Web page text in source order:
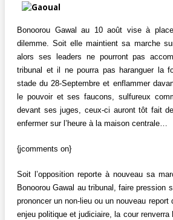
Bonoorou Gawal au 10 août vise à
dilemme. Soit elle maintient sa marche
alors ses leaders ne pourront pas
tribunal et il ne pourra pas haranguer la
stade du 28-Septembre et enflammer
le pouvoir et ses faucons, sulfureux
devant ses juges, ceux-ci auront tôt fait
enfermer sur l’heure à la maison centrale…
{jcomments on}
Soit l’opposition reporte à nouveau sa
Bonoorou Gawal au tribunal, faire pression
prononcer un non-lieu ou un nouveau report
enjeu politique et judiciaire, la cour